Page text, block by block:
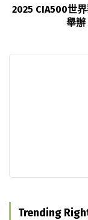
2025 CIA500世
舉辦
Trending